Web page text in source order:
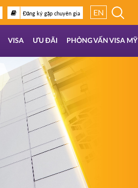
Đăng ký gặp chuyên gia EN
VISA ƯU ĐÃI PHỎNG VẤN VISA MỸ